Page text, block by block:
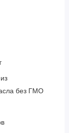
без ГМО